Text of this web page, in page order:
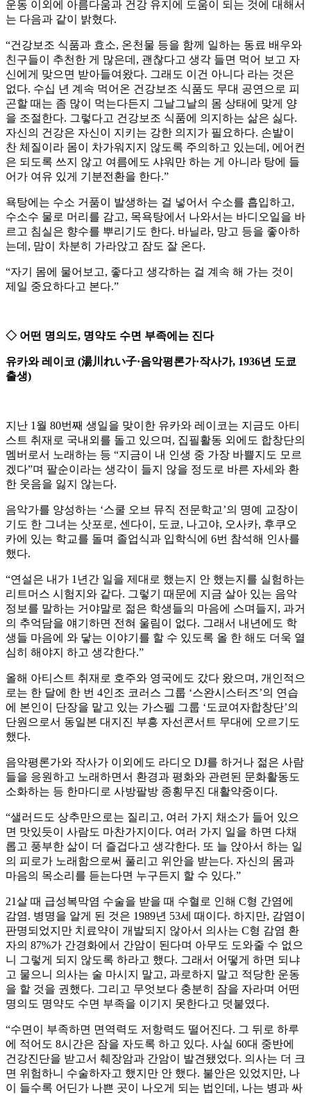
운동 이외에 아름다움과 건강 유지에 도움이 되는 것에 대해서
는 다음과 같이 밝혔다.
“건강보조 식품과 효소, 온천물 등을 함께 일하는 동료 배우와
친구들이 추천한 게 많은데, 괜찮다고 생각 들면 먹어 보고 자
신에게 맞으면 받아들여왔다. 그래도 이건 아니다 라는 것은
없다. 수십 년 계속 먹어온 건강보조 식품도 무대 공연으로 피
곤할 때는 좀 많이 먹는다든지 그날그날의 몸 상태에 맞게 양
을 조절한다. 그렇다고 건강보조 식품에 의지하는 삶은 싫다.
자신의 건강은 자신이 지키는 강한 의지가 필요하다. 손발이
찬 체질이라 몸이 차가워지지 않도록 주의하고 있는데, 에어컨
은 되도록 쓰지 않고 여름에도 샤워만 하는 게 아니라 탕에 들
어가 여유 있게 기분전환을 한다.”
욕탕에는 수소 거품이 발생하는 걸 넣어서 수소를 흡입하고,
수소수 물로 머리를 감고, 목욕탕에서 나와서는 바디오일을 바
르고 침실은 향수를 뿌리기도 한다. 바닐라, 망고 등을 좋아하
는데, 맘이 차분히 가라앉고 잠도 잘 온다.
“자기 몸에 물어보고, 좋다고 생각하는 걸 계속 해 가는 것이
제일 중요하다고 본다.”
◇ 어떤 명의도, 명약도 수면 부족에는 진다
유카와 레이코 (湯川れい子·음악평론가·작사가, 1936년 도쿄
출생)
지난 1월 80번째 생일을 맞이한 유카와 레이코는 지금도 아티
스트 취재로 국내외를 돌고 있으며, 집필활동 외에도 합창단의
멤버로서 노래하는 등 “지금이 내 인생 중 가장 바쁠지도 모르
겠다”며 팔순이라는 생각이 들지 않을 정도로 바른 자세와 환
한 웃음을 잃지 않는다.
음악가를 양성하는 ‘스쿨 오브 뮤직 전문학교’의 명예 교장이
기도 한 그녀는 삿포로, 센다이, 도쿄, 나고야, 오사카, 후쿠오
카에 있는 학교를 돌며 졸업식과 입학식에 6번 참석해 인사를
했다.
“연설은 내가 1년간 일을 제대로 했는지 안 했는지를 실험하는
리트머스 시험지와 같다. 그렇기 때문에 지금 살아 있는 음악
정보를 말하는 거야말로 젊은 학생들의 마음에 스며들지, 과거
의 추억담을 얘기하면 전혀 울림이 없다. 그래서 내년에도 학
생들 마음에 와 닿는 이야기를 할 수 있도록 올 한 해도 더욱 열
심히 해야지 하고 생각한다.”
올해 아티스트 취재로 호주와 영국에도 갔다 왔으며, 개인적으
로는 한 달에 한 번 4인조 코러스 그룹 ‘스완시스터즈’의 연습
에 본인이 단장을 맡고 있는 가스펠 그룹 ‘도쿄여자합창단’의
단원으로서 동일본 대지진 부흥 자선콘서트 무대에 오르기도
했다.
음악평론가와 작사가 이외에도 라디오 DJ를 하거나 젊은 사람
들을 응원하고 노래하면서 환경과 평화와 관련된 문화활동도
소화하는 등 한마디로 사방팔방 종횡무진 대활약중이다.
“샐러드도 상추만으로는 질리고, 여러 가지 채소가 들어 있으
면 맛있듯이 사람도 마찬가지이다. 여러 가지 일을 하면 다채
롭고 풍부한 삶이 더 즐겁다고 생각한다. 또 늘 앉아서 하는 일
의 피로가 노래함으로써 풀리고 위안을 받는다. 자신의 몸과
마음의 목소리를 듣는다면 누구든지 할 수 있다.”
21살 때 급성복막염 수술을 받을 때 수혈로 인해 C형 간염에
감염. 병명을 알게 된 것은 1989년 53세 때이다. 하지만, 감염이
판명되었지만 치료약이 개발되지 않아서 의사는 C형 감염 환
자의 87%가 간경화에서 간암이 된다며 아무도 도와줄 수 없으
니 그렇게 되지 않도록 하라고 했다. 그래서 어떻게 하면 되냐
고 물으니 의사는 술 마시지 말고, 과로하지 말고 적당한 운동
을 할 것을 권했다. 그리고 무엇보다 충분히 잠을 자라며 어떤
명의도 명약도 수면 부족을 이기지 못한다고 덧붙였다.
“수면이 부족하면 면역력도 저항력도 떨어진다. 그 뒤로 하루
에 적어도 8시간은 잠을 자도록 하고 있다. 사실 60대 중반에
건강진단을 받고서 췌장암과 간암이 발견됐었다. 의사는 더 크
면 위험하니 수술하자고 했지만 안 했다. 불안은 있었지만, 나
이 들수록 어딘가 나쁜 곳이 나오게 되는 법인데, 나는 병과 싸